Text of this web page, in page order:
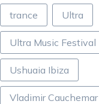
trance Ultra
Ultra Music Festival
Ushuaia Ibiza
Vladimir Cauchemar